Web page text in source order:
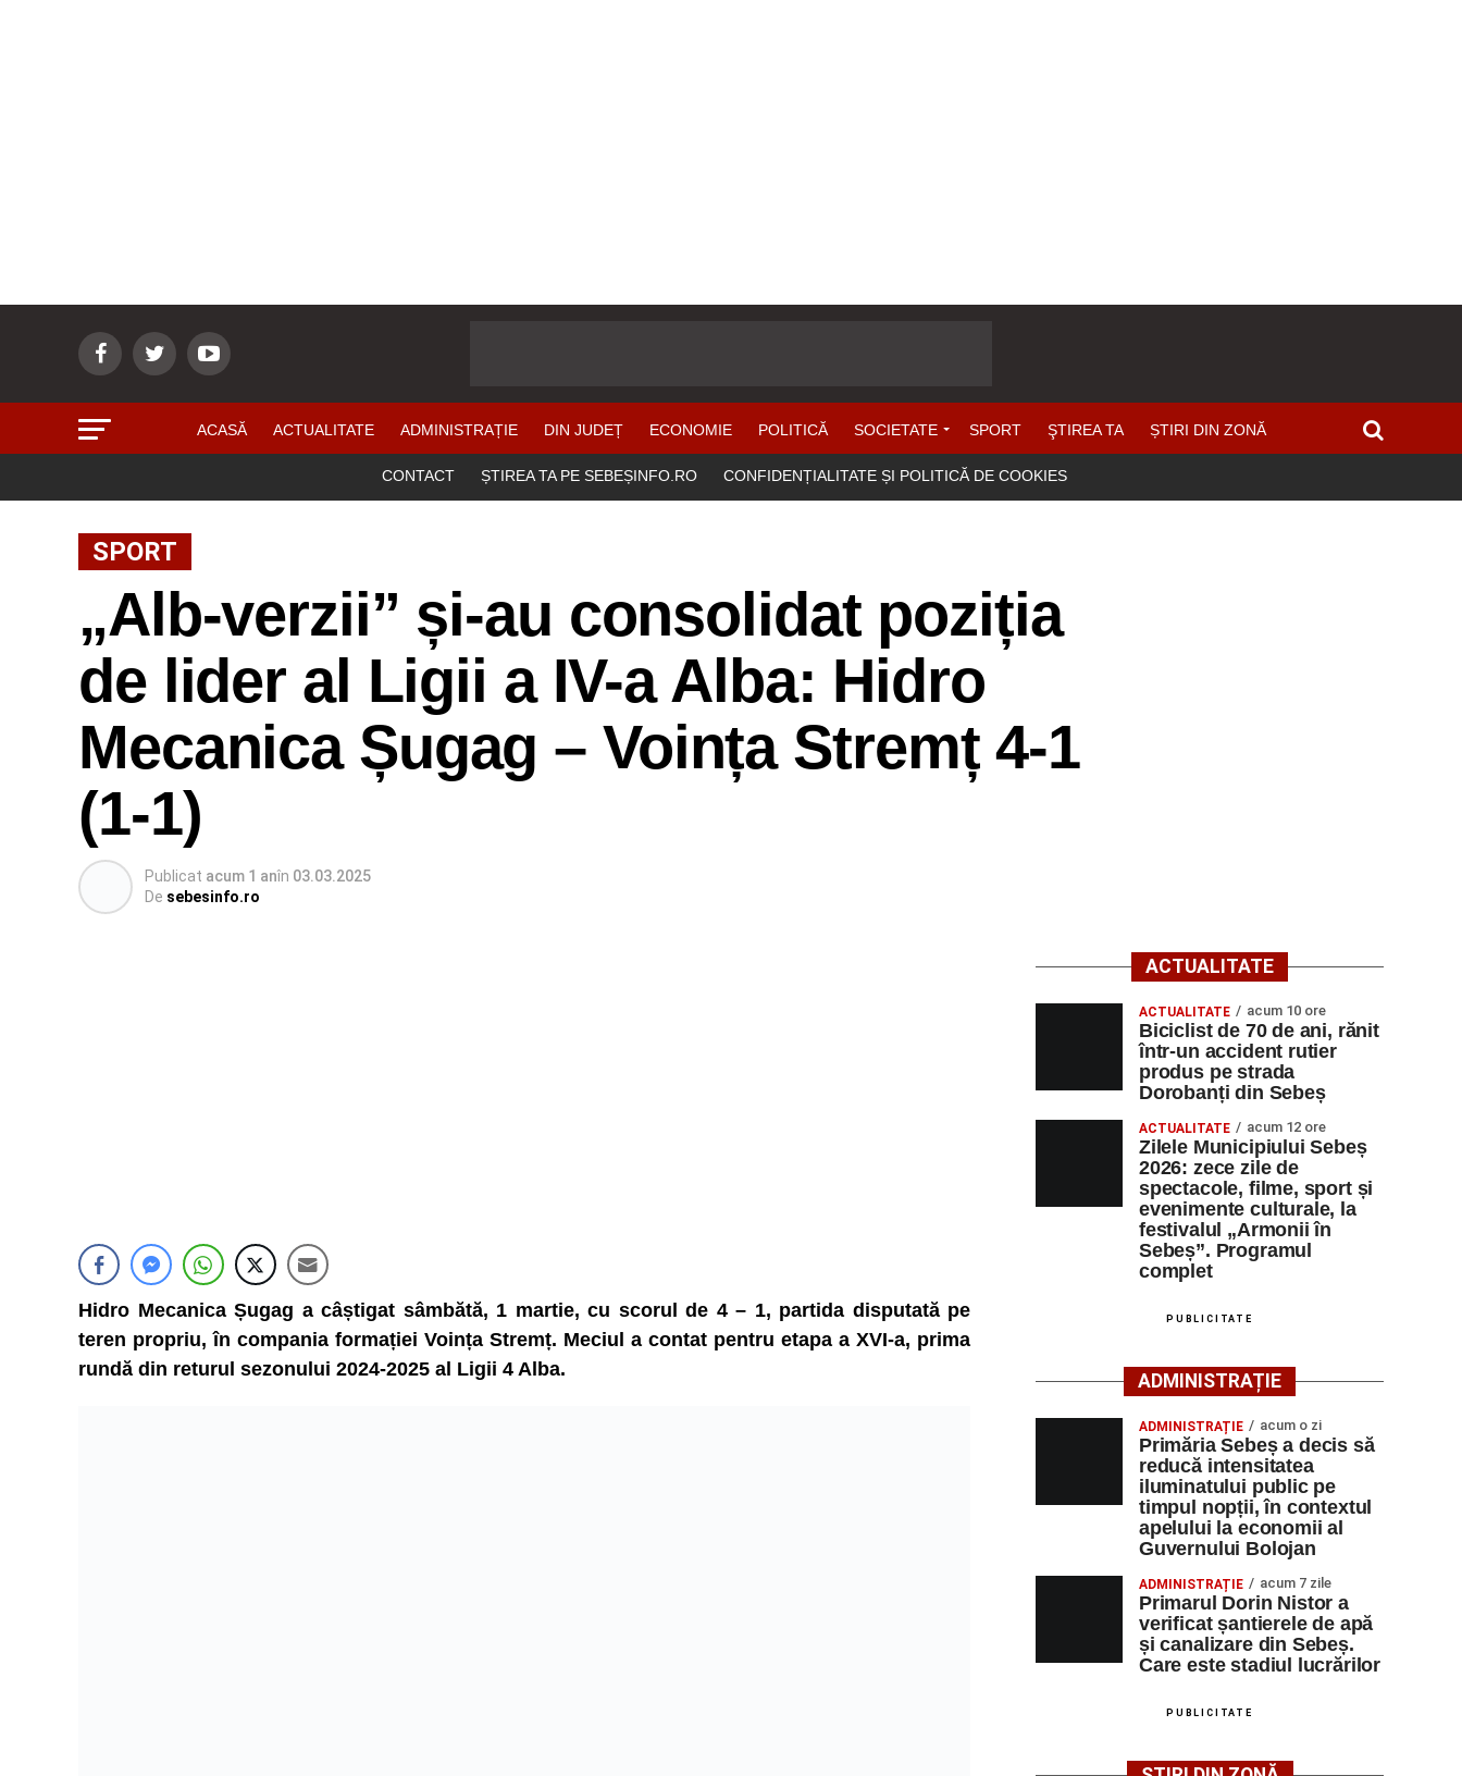
ACASĂ ACTUALITATE ADMINISTRAȚIE DIN JUDEȚ ECONOMIE POLITICĂ SOCIETATE SPORT ŞTIREA TA ȘTIRI DIN ZONĂ
CONTACT ȘTIREA TA PE SEBEȘINFO.RO CONFIDENȚIALITATE ȘI POLITICĂ DE COOKIES
SPORT
„Alb-verzii” și-au consolidat poziția
de lider al Ligii a IV-a Alba: Hidro
Mecanica Șugag – Voința Stremț 4-1
(1-1)
Publicat acum 1 anîn 03.03.2025
De sebesinfo.ro
Hidro Mecanica Șugag a câștigat sâmbătă, 1 martie, cu scorul de 4 – 1, partida disputată pe
teren propriu, în compania formației Voința Stremț. Meciul a contat pentru etapa a XVI-a, prima
rundă din returul sezonului 2024-2025 al Ligii 4 Alba.
ACTUALITATE
ACTUALITATE acum 10 ore
Biciclist de 70 de ani, rănit
într-un accident rutier
produs pe strada
Dorobanți din Sebeș
ACTUALITATE acum 12 ore
Zilele Municipiului Sebeș
2026: zece zile de
spectacole, filme, sport și
evenimente culturale, la
festivalul „Armonii în
Sebeș”. Programul
complet
PUBLICITATE
ADMINISTRAȚIE
ADMINISTRAȚIE acum o zi
Primăria Sebeș a decis să
reducă intensitatea
iluminatului public pe
timpul nopții, în contextul
apelului la economii al
Guvernului Bolojan
ADMINISTRAȚIE acum 7 zile
Primarul Dorin Nistor a
verificat șantierele de apă
și canalizare din Sebeș.
Care este stadiul lucrărilor
PUBLICITATE